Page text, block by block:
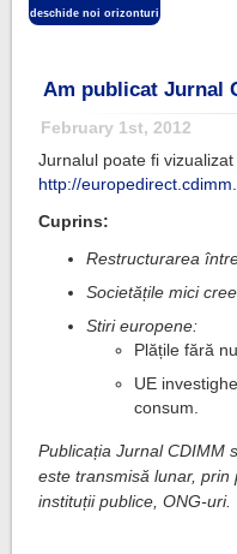
deschide noi orizonturi
Am publicat Jurnal
February 1st, 2012
Jurnalul poate fi
http://
Cuprins:
Restructurarea
Societățile mici
Stiri europene:
Plățile fără
UE
consum.
Publicația Jurnal CDIMM
este transmisă lunar,
instituții publice, ONG-uri.